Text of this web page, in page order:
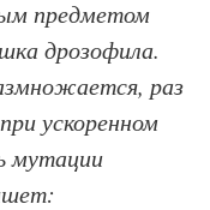
предметом
дрозофила.
раз
ускоренном
мутации